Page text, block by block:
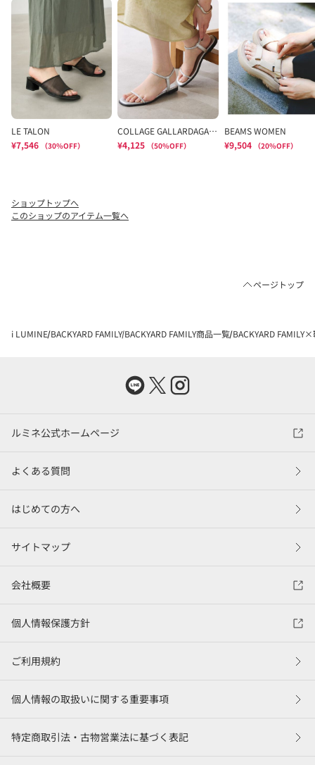
ショップトップへ
このショップのアイテム一覧へ
ページトップ
i LUMINE BACKYARD FAMILY BACKYARD FAMILY商品一覧 BACKYARD
ルミネ公式ホームページ
よくある質問
はじめての方へ
サイトマップ
会社概要
個人情報保護方針
ご利用規約
個人情報の取扱いに関する重要事項
特定商取引法・古物営業法に基づく表記